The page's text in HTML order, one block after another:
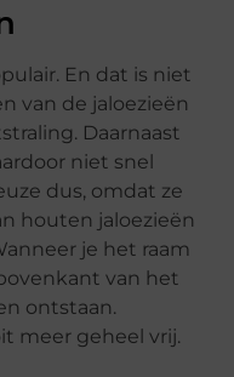
En dat is niet
van de jaloezieën
Daarnaast
niet snel
dus, omdat ze
houten jaloezieën
je het raam
van het
ontstaan.
meer geheel vrij.